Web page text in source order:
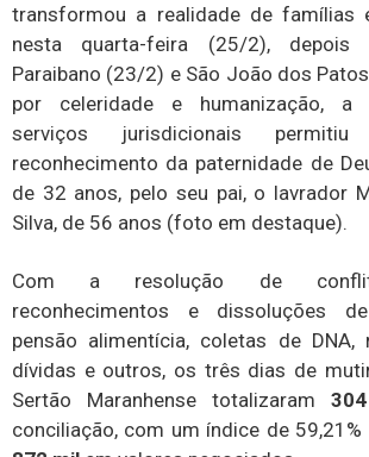
transformou a realidade de famílias
nesta quarta-feira (25/2),
Paraibano (23/2) e São João dos
por celeridade e humanização, a
serviços jurisdicionais
reconhecimento da paternidade de
de 32 anos, pelo seu pai, o lavrador
Silva, de 56 anos (foto em destaque).
Com a resolução de
reconhecimentos e dissoluções
pensão alimentícia, coletas de DNA,
dívidas e outros, os três dias de
Sertão Maranhense totalizaram
conciliação, com um índice de